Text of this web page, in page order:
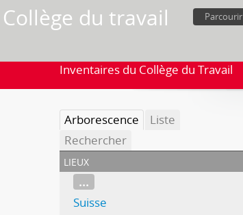
Collège du travail Parcourir
Inventaires du Collège du Travail
Arborescence
Liste
Rechercher
lieux
...
Suisse